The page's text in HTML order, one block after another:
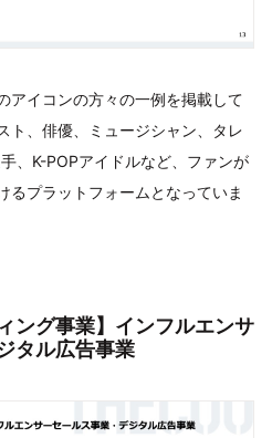
アイコンの方々の一例を掲載して
ト、俳優、ミュージシャン、タレ
、K-POPアイドルなど、ファンが
るプラットフォームとなっていま
ング事業】インフルエンサ
タル広告事業